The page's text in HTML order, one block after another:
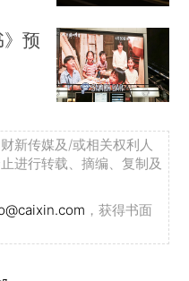
年美加墨世界杯
禽流感事件
已超10万人
”
新规
预
新传媒及/或相关权利人
进行转载、摘编、复制及
，获得书面